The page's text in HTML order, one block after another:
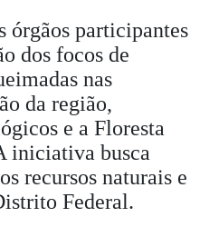
órgãos participantes
dos focos de
nas
da região,
e a Floresta
iniciativa busca
recursos naturais e
Federal.